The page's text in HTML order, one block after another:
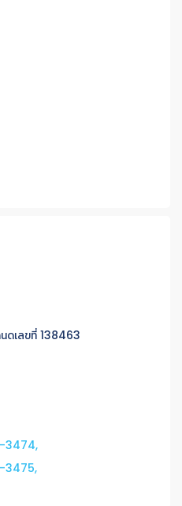
นดเลขที่ 138463
3474,
3475,